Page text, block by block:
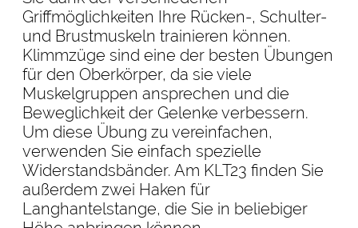
Griffmöglichkeiten Ihre Rücken-, Schulter-
und Brustmuskeln trainieren können.
Klimmzüge sind eine der besten Übungen
für den Oberkörper, da sie viele
Muskelgruppen ansprechen und die
Beweglichkeit der Gelenke verbessern.
Um diese Übung zu vereinfachen,
verwenden Sie einfach spezielle
Widerstandsbänder. Am KLT23 finden Sie
außerdem zwei Haken für
Langhantelstange, die Sie in beliebiger